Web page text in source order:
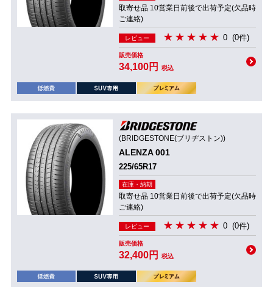
取寄せ品 10営業日前後で出荷予定(欠品時
ご連絡)
レビュー 0 (0件)
販売価格
34,100円 税込
(BRIDGESTONE(ブリヂストン))
ALENZA 001
225/65R17
在庫・納期
取寄せ品 10営業日前後で出荷予定(欠品時
ご連絡)
レビュー 0 (0件)
販売価格
32,400円 税込